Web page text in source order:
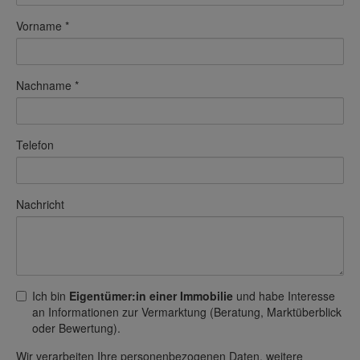
Vorname
Nachname
Telefon
Nachricht
Ich bin Eigentümer:in einer Immobilie und habe Interesse
an Informationen zur Vermarktung (Beratung, Marktüberblick
oder Bewertung).
Wir verarbeiten Ihre personenbezogenen Daten, weitere